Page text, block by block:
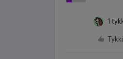
1